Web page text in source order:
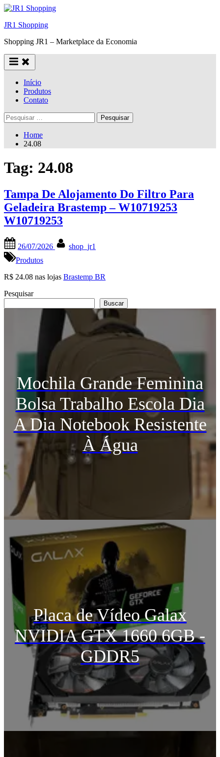
Skip
content
JR1 Shopping
Shopping JR1 – Marketplace da Economia
Início
Produtos
Contato
Pesquisar
por:
Home
24.08
Tag: 24.08
Tampa De Alojamento Do Filtro Para
Geladeira Brastemp – W10719253
W10719253
on
26/07/2026
shop_jr1
Produtos
R$ 24.08 nas lojas Brastemp BR
Pesquisar
Buscar
Mochila Grande Feminina
Bolsa Trabalho Escola Dia
A Dia Notebook Resistente
À Água
Placa de Vídeo Galax
NVIDIA GTX 1660 6GB -
GDDR5